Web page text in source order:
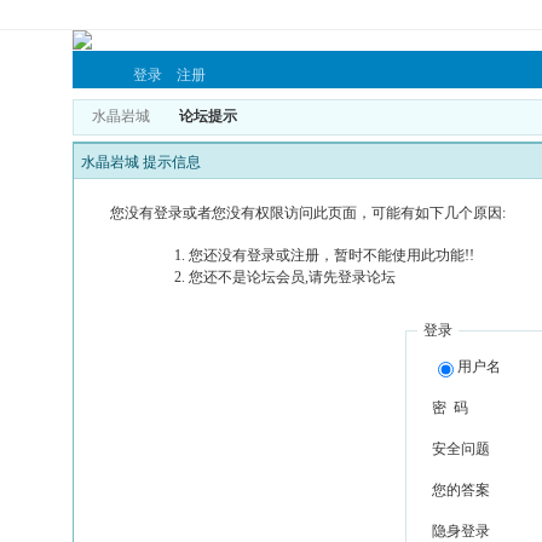
登录 注册
水晶岩城 论坛提示
水晶岩城 提示信息
您没有登录或者您没有权限访问此页面，可能有如下几个原因:
您还没有登录或注册，暂时不能使用此功能!!
您还不是论坛会员,请先登录论坛
登录
用户名
密 码
安全问题
您的答案
隐身登录